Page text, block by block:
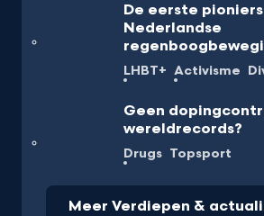
De eerste
Nederlandse
LHBT+ Activisme
Geen
wereldrecords?
Drugs Topsport
Meer Verdiepen &